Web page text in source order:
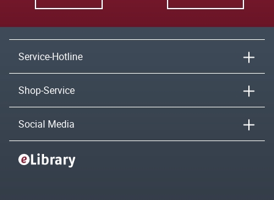
Service-Hotline
Shop-Service
Social Media